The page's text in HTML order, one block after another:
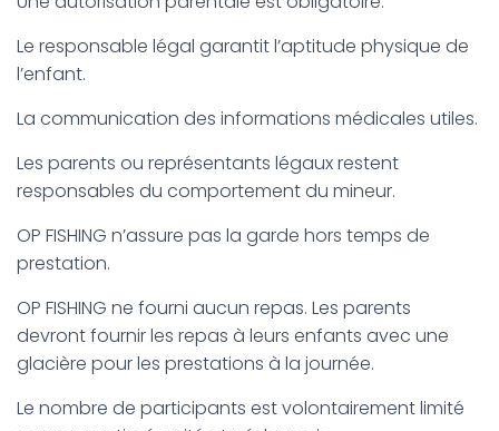
Le responsable légal garantit l’aptitude physique de
l’enfant.
La communication des informations médicales utiles.
Les parents ou représentants légaux restent
responsables du comportement du mineur.
OP FISHING n’assure pas la garde hors temps de
prestation.
OP FISHING ne fourni aucun repas. Les parents
devront fournir les repas à leurs enfants avec une
glacière pour les prestations à la journée.
Le nombre de participants est volontairement limité